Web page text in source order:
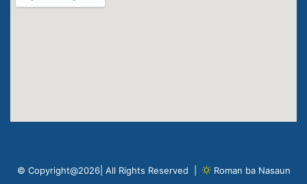
© Copyright@2026| All Rights Reserved | Roman ba Nasaun